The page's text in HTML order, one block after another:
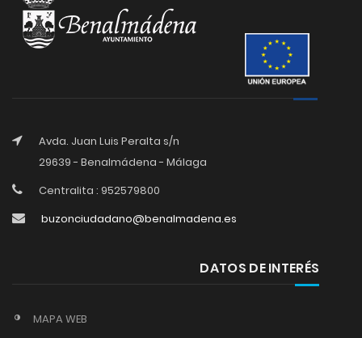
Avda. Juan Luis Peralta s/n
29639 - Benalmádena - Málaga
Centralita : 952579800
buzonciudadano@benalmadena.es
DATOS DE INTERÉS
MAPA WEB